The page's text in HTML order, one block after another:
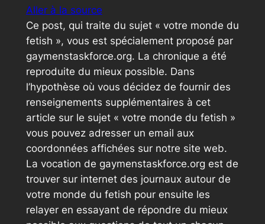
Aller à la source
Ce post, qui traite du sujet « votre monde du
fetish », vous est spécialement proposé par
gaymenstaskforce.org. La chronique a été
reproduite du mieux possible. Dans
l’hypothèse où vous décidez de fournir des
renseignements supplémentaires à cet
article sur le sujet « votre monde du fetish »
vous pouvez adresser un email aux
coordonnées affichées sur notre site web.
La vocation de gaymenstaskforce.org est de
trouver sur internet des journaux autour de
votre monde du fetish pour ensuite les
relayer en essayant de répondre du mieux